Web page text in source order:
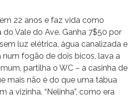
22 anos e faz vida como
Vale do Ave. Ganha 7$50 por
luz elétrica, água canalizada e
num fogão de dois bicos, lava a
partilha o WC – a casinha de
mais não é do que uma tábua
a vizinha. “Nelinha”, como era